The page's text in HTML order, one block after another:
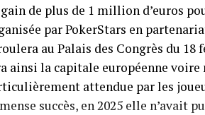
de plus de 1 million d’euros
par PokerStars en
au Palais des Congrès du
ainsi la capitale européenne
attendue par les
succès, en 2025 elle n’avait